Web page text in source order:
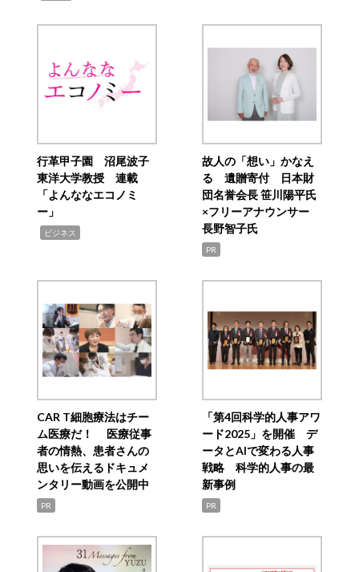
行革甲子園 沼尾波子
東洋大学教授 連載
「よんななエコノミ
ー」
ビジネス
故人の「想い」かなえ
る 遺贈寄付 日本財
団名誉会長 笹川陽平氏
×フリーアナウンサー
長野智子氏
PR
CAR T細胞療法はチー
ム医療だ！ 医療従事
者の情熱、患者さんの
思いを伝えるドキュメ
ンタリー動画を公開中
PR
「第4回科学的人事アワ
ード2025」を開催 デ
ータとAIで変わる人事
戦略 科学的人事の最
新事例
PR